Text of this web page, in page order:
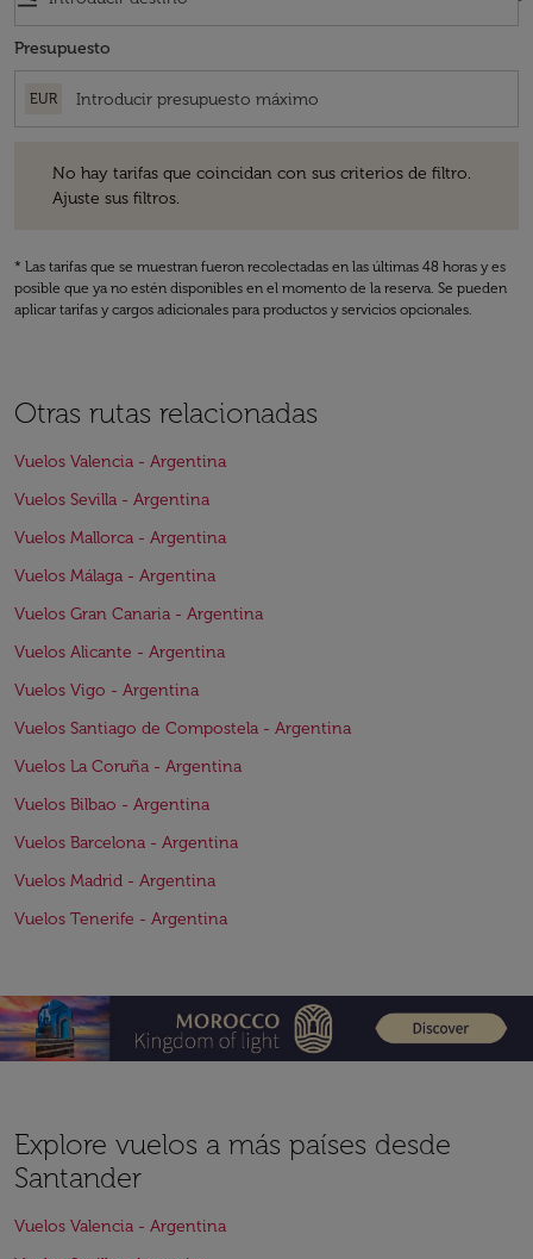
Presupuesto
EUR
No hay tarifas que coincidan con sus criterios de filtro.
Ajuste sus filtros.
* Las tarifas que se muestran fueron recolectadas en las últimas 48 horas y es
posible que ya no estén disponibles en el momento de la reserva. Se pueden
aplicar tarifas y cargos adicionales para productos y servicios opcionales.
Otras rutas relacionadas
Vuelos Valencia - Argentina
Vuelos Sevilla - Argentina
Vuelos Mallorca - Argentina
Vuelos Málaga - Argentina
Vuelos Gran Canaria - Argentina
Vuelos Alicante - Argentina
Vuelos Vigo - Argentina
Vuelos Santiago de Compostela - Argentina
Vuelos La Coruña - Argentina
Vuelos Bilbao - Argentina
Vuelos Barcelona - Argentina
Vuelos Madrid - Argentina
Vuelos Tenerife - Argentina
Explore vuelos a más países desde
Santander
Vuelos Valencia - Argentina